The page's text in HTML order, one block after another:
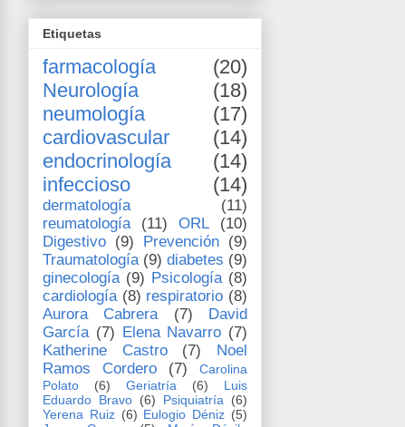
Etiquetas
farmacología
(20)
Neurología
(18)
neumología
(17)
cardiovascular
(14)
endocrinología
(14)
infeccioso
(14)
dermatología
(11)
reumatología
(11) ORL
(10)
Digestivo (9) Prevención (9)
Traumatología (9) diabetes (9)
ginecología (9) Psicología (8)
cardiología (8) respiratorio (8)
Aurora Cabrera
(7)
David
García (7) Elena Navarro (7)
Katherine Castro
(7)
Noel
Ramos Cordero
(7)
Carolina
Polato
(6) Geriatría (6)
Luis
Eduardo Bravo (6) Psiquiatría
(6)
Yerena Ruiz (6) Eulogio Déniz (5)